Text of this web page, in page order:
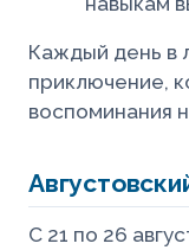
Каждый день в
приключение,
воспоминания
С 21 по 26